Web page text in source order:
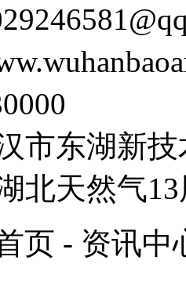
市东湖新
北天然气13
页 - 资讯